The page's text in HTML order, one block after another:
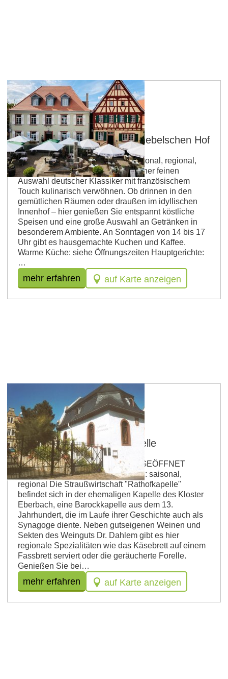
Nierstein
Weinrestaurant FÜNF im Knebelschen Hof
Betriebsart: Restaurant Küche: saisonal, regional,
vegetarisch Lassen Sie sich von einer feinen
Auswahl deutscher Klassiker mit französischem
Touch kulinarisch verwöhnen. Ob drinnen in den
gemütlichen Räumen oder draußen im idyllischen
Innenhof – hier genießen Sie entspannt köstliche
Speisen und eine große Auswahl an Getränken in
besonderem Ambiente. An Sonntagen von 14 bis 17
Uhr gibt es hausgemachte Kuchen und Kaffee.
Warme Küche: siehe Öffnungszeiten Hauptgerichte:
…
mehr erfahren auf Karte anzeigen
Oppenheim
Straußwirtschaft Rathofkapelle
FÜR GRUPPEN AUF ANFRAGE GEÖFFNET
Betriebsart: Straußwirtschaft Küche: saisonal,
regional Die Straußwirtschaft "Rathofkapelle"
befindet sich in der ehemaligen Kapelle des Kloster
Eberbach, eine Barockkapelle aus dem 13.
Jahrhundert, die im Laufe ihrer Geschichte auch als
Synagoge diente. Neben gutseigenen Weinen und
Sekten des Weinguts Dr. Dahlem gibt es hier
regionale Spezialitäten wie das Käsebrett auf einem
Fassbrett serviert oder die geräucherte Forelle.
Genießen Sie bei…
mehr erfahren auf Karte anzeigen